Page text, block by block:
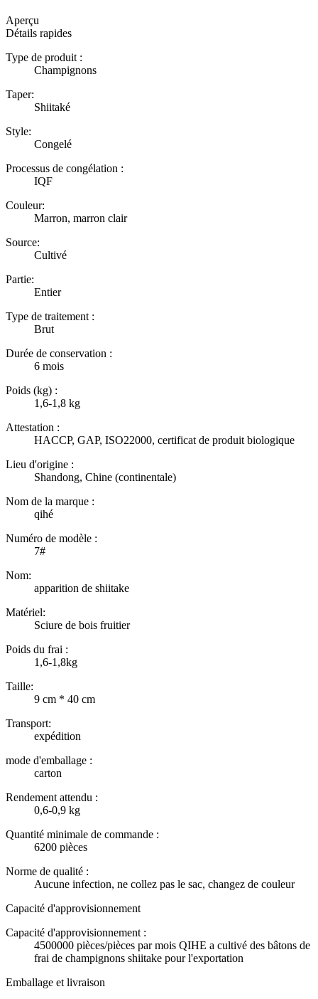
Aperçu
Détails rapides
Type de produit :
Champignons
Taper:
Shiitaké
Style:
Congelé
Processus de congélation :
IQF
Couleur:
Marron, marron clair
Source:
Cultivé
Partie:
Entier
Type de traitement :
Brut
Durée de conservation :
6 mois
Poids (kg) :
1,6-1,8 kg
Attestation :
HACCP, GAP, ISO22000, certificat de produit biologique
Lieu d'origine :
Shandong, Chine (continentale)
Nom de la marque :
qihé
Numéro de modèle :
7#
Nom:
apparition de shiitake
Matériel:
Sciure de bois fruitier
Poids du frai :
1,6-1,8kg
Taille:
9 cm * 40 cm
Transport:
expédition
mode d'emballage :
carton
Rendement attendu :
0,6-0,9 kg
Quantité minimale de commande :
6200 pièces
Norme de qualité :
Aucune infection, ne collez pas le sac, changez de couleur
Capacité d'approvisionnement
Capacité d'approvisionnement :
4500000 pièces/pièces par mois QIHE a cultivé des bâtons de
frai de champignons shiitake pour l'exportation
Emballage et livraison